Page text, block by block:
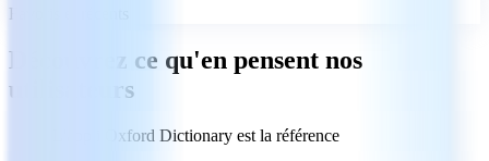
Favoris et récents
Découvrez ce qu'en pensent nos
utilisateurs
L'appli Oxford Dictionary est la référence